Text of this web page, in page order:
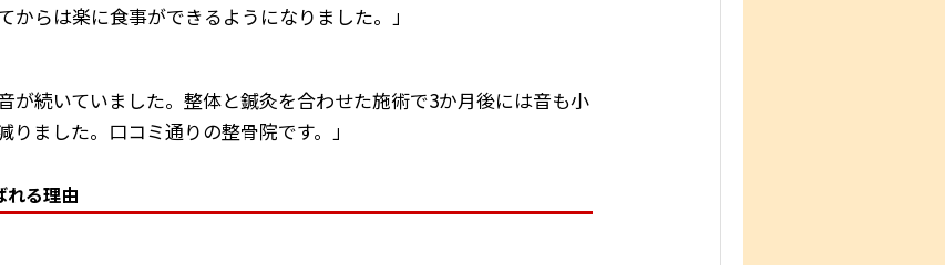
からは楽に食事ができるようになりました。」
が続いていました。整体と鍼灸を合わせた施術で3か月後には音も小
りました。口コミ通りの整骨院です。」
れる理由